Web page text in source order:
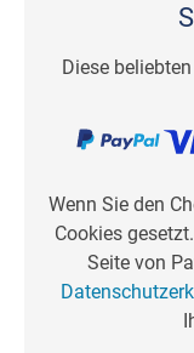
Diese
Wenn Sie den
Cookies
Seite von